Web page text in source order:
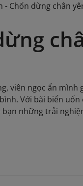
- Chốn dừng chân
viên ngọc ẩn mình
Với bãi biển
những trải